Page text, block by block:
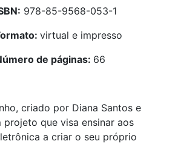
978-85-9568-053-1
virtual e impresso
de páginas: 66
criado por Diana Santos e
projeto que visa ensinar aos
a criar o seu próprio